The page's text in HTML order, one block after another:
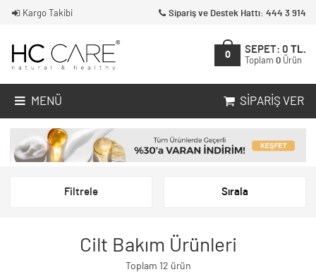
Kargo Takibi Sipariş ve Destek Hattı: 444 3 914
0
SEPET: 0 TL.
Toplam 0 Ürün
MENÜ SIPARIŞ VER
Filtrele Sırala
Cilt Bakım Ürünleri
Toplam 12 ürün